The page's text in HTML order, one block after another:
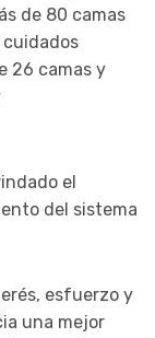
de 80 camas
cuidados
26 camas y
el
del sistema
esfuerzo y
una mejor